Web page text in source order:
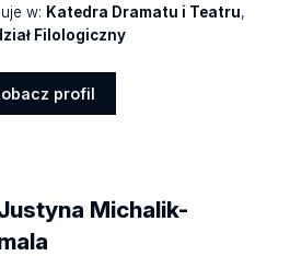
w: Katedra Dramatu i Teatru,
Filologiczny
profil
Michalik-